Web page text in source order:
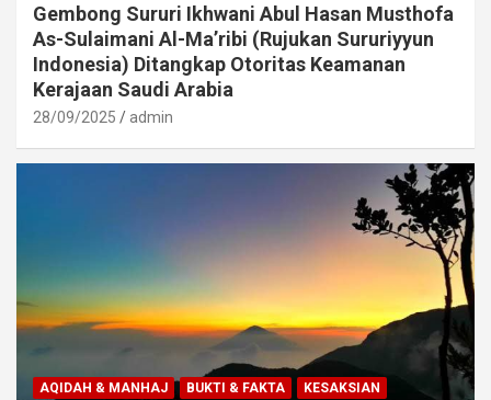
Gembong Sururi Ikhwani Abul Hasan Musthofa
As-Sulaimani Al-Ma’ribi (Rujukan Sururiyyun
Indonesia) Ditangkap Otoritas Keamanan
Kerajaan Saudi Arabia
28/09/2025 admin
AQIDAH & MANHAJ BUKTI & FAKTA KESAKSIAN